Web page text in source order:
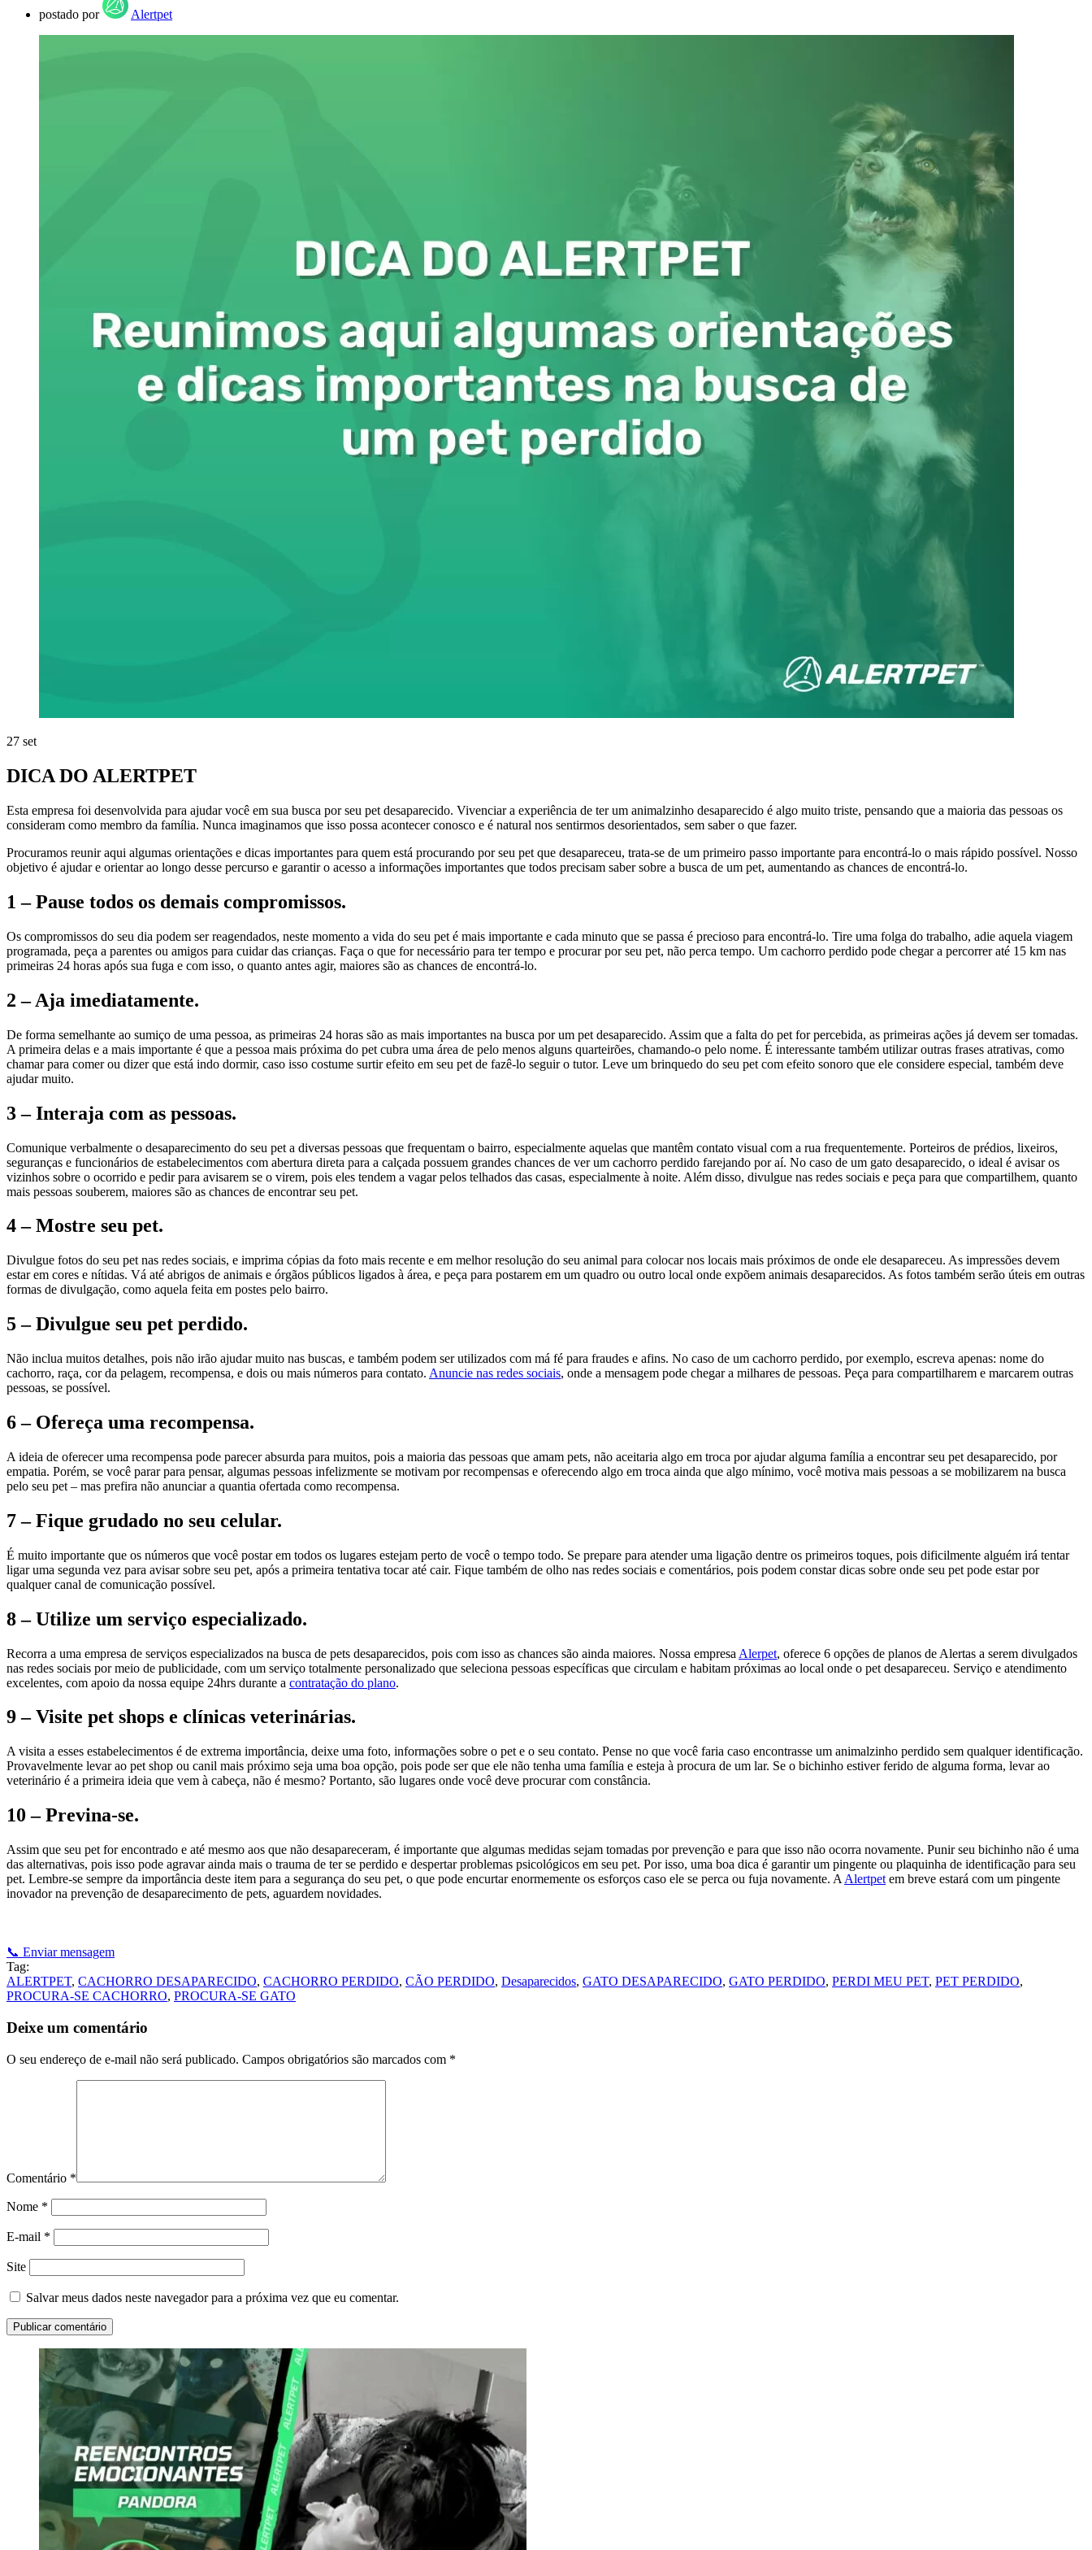
postado por Alertpet
27 set
DICA DO ALERTPET
Esta empresa foi desenvolvida para ajudar você em sua busca por seu pet desaparecido. Vivenciar a experiência de ter um animalzinho desaparecido é algo muito triste, pensando que a maioria das pessoas os
consideram como membro da família. Nunca imaginamos que isso possa acontecer conosco e é natural nos sentirmos desorientados, sem saber o que fazer.
Procuramos reunir aqui algumas orientações e dicas importantes para quem está procurando por seu pet que desapareceu, trata-se de um primeiro passo importante para encontrá-lo o mais rápido possível. Nosso
objetivo é ajudar e orientar ao longo desse percurso e garantir o acesso a informações importantes que todos precisam saber sobre a busca de um pet, aumentando as chances de encontrá-lo.
1 – Pause todos os demais compromissos.
Os compromissos do seu dia podem ser reagendados, neste momento a vida do seu pet é mais importante e cada minuto que se passa é precioso para encontrá-lo. Tire uma folga do trabalho, adie aquela viagem
programada, peça a parentes ou amigos para cuidar das crianças. Faça o que for necessário para ter tempo e procurar por seu pet, não perca tempo. Um cachorro perdido pode chegar a percorrer até 15 km nas
primeiras 24 horas após sua fuga e com isso, o quanto antes agir, maiores são as chances de encontrá-lo.
2 – Aja imediatamente.
De forma semelhante ao sumiço de uma pessoa, as primeiras 24 horas são as mais importantes na busca por um pet desaparecido. Assim que a falta do pet for percebida, as primeiras ações já devem ser tomadas.
A primeira delas e a mais importante é que a pessoa mais próxima do pet cubra uma área de pelo menos alguns quarteirões, chamando-o pelo nome. É interessante também utilizar outras frases atrativas, como
chamar para comer ou dizer que está indo dormir, caso isso costume surtir efeito em seu pet de fazê-lo seguir o tutor. Leve um brinquedo do seu pet com efeito sonoro que ele considere especial, também deve
ajudar muito.
3 – Interaja com as pessoas.
Comunique verbalmente o desaparecimento do seu pet a diversas pessoas que frequentam o bairro, especialmente aquelas que mantêm contato visual com a rua frequentemente. Porteiros de prédios, lixeiros,
seguranças e funcionários de estabelecimentos com abertura direta para a calçada possuem grandes chances de ver um cachorro perdido farejando por aí. No caso de um gato desaparecido, o ideal é avisar os
vizinhos sobre o ocorrido e pedir para avisarem se o virem, pois eles tendem a vagar pelos telhados das casas, especialmente à noite. Além disso, divulgue nas redes sociais e peça para que compartilhem, quanto
mais pessoas souberem, maiores são as chances de encontrar seu pet.
4 – Mostre seu pet.
Divulgue fotos do seu pet nas redes sociais, e imprima cópias da foto mais recente e em melhor resolução do seu animal para colocar nos locais mais próximos de onde ele desapareceu. As impressões devem
estar em cores e nítidas. Vá até abrigos de animais e órgãos públicos ligados à área, e peça para postarem em um quadro ou outro local onde expõem animais desaparecidos. As fotos também serão úteis em outras
formas de divulgação, como aquela feita em postes pelo bairro.
5 – Divulgue seu pet perdido.
Não inclua muitos detalhes, pois não irão ajudar muito nas buscas, e também podem ser utilizados com má fé para fraudes e afins. No caso de um cachorro perdido, por exemplo, escreva apenas: nome do
cachorro, raça, cor da pelagem, recompensa, e dois ou mais números para contato. Anuncie nas redes sociais, onde a mensagem pode chegar a milhares de pessoas. Peça para compartilharem e marcarem outras
pessoas, se possível.
6 – Ofereça uma recompensa.
A ideia de oferecer uma recompensa pode parecer absurda para muitos, pois a maioria das pessoas que amam pets, não aceitaria algo em troca por ajudar alguma família a encontrar seu pet desaparecido, por
empatia. Porém, se você parar para pensar, algumas pessoas infelizmente se motivam por recompensas e oferecendo algo em troca ainda que algo mínimo, você motiva mais pessoas a se mobilizarem na busca
pelo seu pet – mas prefira não anunciar a quantia ofertada como recompensa.
7 – Fique grudado no seu celular.
É muito importante que os números que você postar em todos os lugares estejam perto de você o tempo todo. Se prepare para atender uma ligação dentre os primeiros toques, pois dificilmente alguém irá tentar
ligar uma segunda vez para avisar sobre seu pet, após a primeira tentativa tocar até cair. Fique também de olho nas redes sociais e comentários, pois podem constar dicas sobre onde seu pet pode estar por
qualquer canal de comunicação possível.
8 – Utilize um serviço especializado.
Recorra a uma empresa de serviços especializados na busca de pets desaparecidos, pois com isso as chances são ainda maiores. Nossa empresa Alerpet, oferece 6 opções de planos de Alertas a serem divulgados
nas redes sociais por meio de publicidade, com um serviço totalmente personalizado que seleciona pessoas específicas que circulam e habitam próximas ao local onde o pet desapareceu. Serviço e atendimento
excelentes, com apoio da nossa equipe 24hrs durante a contratação do plano.
9 – Visite pet shops e clínicas veterinárias.
A visita a esses estabelecimentos é de extrema importância, deixe uma foto, informações sobre o pet e o seu contato. Pense no que você faria caso encontrasse um animalzinho perdido sem qualquer identificação.
Provavelmente levar ao pet shop ou canil mais próximo seja uma boa opção, pois pode ser que ele não tenha uma família e esteja à procura de um lar. Se o bichinho estiver ferido de alguma forma, levar ao
veterinário é a primeira ideia que vem à cabeça, não é mesmo? Portanto, são lugares onde você deve procurar com constância.
10 – Previna-se.
Assim que seu pet for encontrado e até mesmo aos que não desapareceram, é importante que algumas medidas sejam tomadas por prevenção e para que isso não ocorra novamente. Punir seu bichinho não é uma
das alternativas, pois isso pode agravar ainda mais o trauma de ter se perdido e despertar problemas psicológicos em seu pet. Por isso, uma boa dica é garantir um pingente ou plaquinha de identificação para seu
pet. Lembre-se sempre da importância deste item para a segurança do seu pet, o que pode encurtar enormemente os esforços caso ele se perca ou fuja novamente. A Alertpet em breve estará com um pingente
inovador na prevenção de desaparecimento de pets, aguardem novidades.
📞 Enviar mensagem
Tag:
ALERTPET, CACHORRO DESAPARECIDO, CACHORRO PERDIDO, CÃO PERDIDO, Desaparecidos, GATO DESAPARECIDO, GATO PERDIDO, PERDI MEU PET, PET PERDIDO,
PROCURA-SE CACHORRO, PROCURA-SE GATO
Deixe um comentário
O seu endereço de e-mail não será publicado. Campos obrigatórios são marcados com *
Comentário *
Nome *
E-mail *
Site
Salvar meus dados neste navegador para a próxima vez que eu comentar.